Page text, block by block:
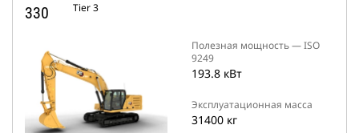
330 Tier 3
Полезная мощность — ISO
9249
193.8 кВт
Эксплуатационная масса
31400 кг